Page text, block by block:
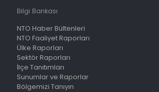
Bilgi Bankası
NTO Haber Bültenleri
NTO Faaliyet Raporları
Ülke Raporları
Sektör Raporları
İlçe Tanıtımları
Sunumlar ve Raporlar
Bölgemizi Tanıyın